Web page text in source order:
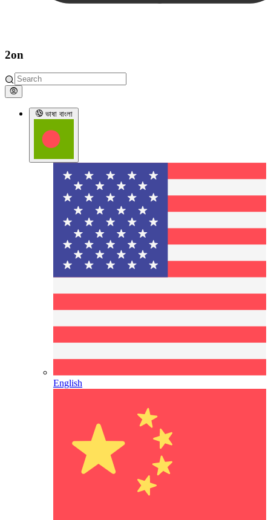
2on
ভাষা বাংলা
English